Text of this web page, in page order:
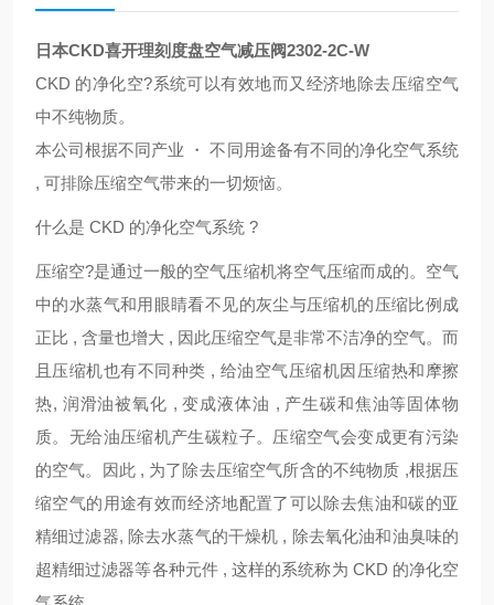
日本CKD喜开理刻度盘空气减压阀2302-2C-W
CKD 的净化空?系统可以有效地而又经济地除去压缩空气
中不纯物质。
本公司根据不同产业 ・ 不同用途备有不同的净化空气系统
, 可排除压缩空气带来的一切烦恼。
什么是 CKD 的净化空气系统 ?
压缩空?是通过一般的空气压缩机将空气压缩而成的。空气
中的水蒸气和用眼睛看不见的灰尘与压缩机的压缩比例成
正比 , 含量也增大 , 因此压缩空气是非常不洁净的空气。而
且压缩机也有不同种类 , 给油空气压缩机因压缩热和摩擦
热, 润滑油被氧化 , 变成液体油 , 产生碳和焦油等固体物
质。无给油压缩机产生碳粒子。压缩空气会变成更有污染
的空气。因此 , 为了除去压缩空气所含的不纯物质 ,根据压
缩空气的用途有效而经济地配置了可以除去焦油和碳的亚
精细过滤器, 除去水蒸气的干燥机 , 除去氧化油和油臭味的
超精细过滤器等各种元件 , 这样的系统称为 CKD 的净化空